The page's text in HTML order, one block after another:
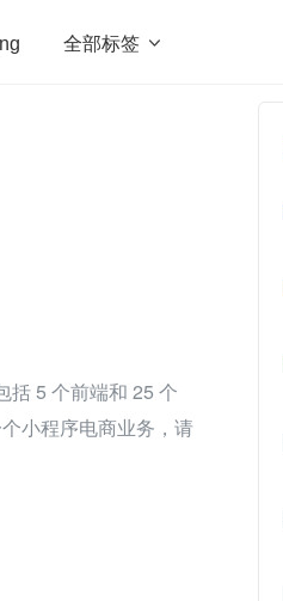
全部标签 
括 5 个前端和 25 个
小程序电商业务，请